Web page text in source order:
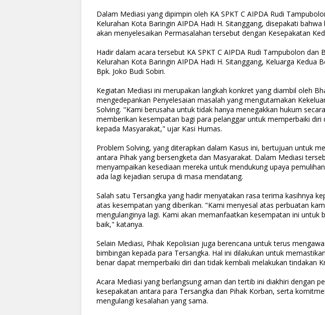
Dalam Mediasi yang dipimpin oleh KA SPKT C AIPDA Rudi
Kelurahan Kota Baringin AIPDA Hadi H. Sitanggang, disepakati
akan menyelesaikan Permasalahan tersebut dengan Kesepakatan
Hadir dalam acara tersebut KA SPKT C AIPDA Rudi Tampubolon dan
Kelurahan Kota Baringin AIPDA Hadi H. Sitanggang, Keluarga Kedua
Bpk. Joko Budi Sobiri.
Kegiatan Mediasi ini merupakan langkah konkret yang diambil oleh
mengedepankan Penyelesaian masalah yang mengutamakan
Solving. "Kami berusaha untuk tidak hanya menegakkan hukum
memberikan kesempatan bagi para pelanggar untuk memperbaiki
kepada Masyarakat," ujar Kasi Humas.
Problem Solving, yang diterapkan dalam Kasus ini, bertujuan untuk
antara Pihak yang bersengketa dan Masyarakat. Dalam Mediasi
menyampaikan kesediaan mereka untuk mendukung upaya
ada lagi kejadian serupa di masa mendatang.
Salah satu Tersangka yang hadir menyatakan rasa terima kasihnya
atas kesempatan yang diberikan. "Kami menyesal atas perbuatan
mengulanginya lagi. Kami akan memanfaatkan kesempatan ini untuk
baik," katanya.
Selain Mediasi, Pihak Kepolisian juga berencana untuk terus
bimbingan kepada para Tersangka. Hal ini dilakukan untuk
benar dapat memperbaiki diri dan tidak kembali melakukan tindakan
Acara Mediasi yang berlangsung aman dan tertib ini diakhiri dengan
kesepakatan antara para Tersangka dan Pihak Korban, serta
mengulangi kesalahan yang sama.